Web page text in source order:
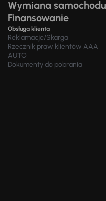
Wymiana samochodu
Finansowanie
Obsługa klienta
Reklamacje/Skarga
Rzecznik praw klientów AAA
AUTO
Dokumenty do pobrania